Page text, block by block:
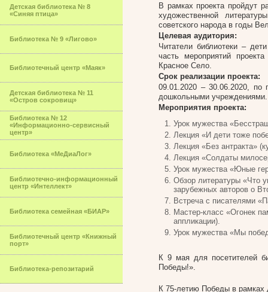
Детская библиотека № 8
«Синяя птица»
Библиотека № 9 «Лигово»
Библиотечный центр «Маяк»
Детская библиотека № 11
«Остров сокровищ»
Библиотека № 12
«Информационно-сервисный
центр»
Библиотека «МеДиаЛог»
Библиотечно-информационный
центр «Интеллект»
Библиотека семейная «БИАР»
Библиотечный центр «Книжный
порт»
Библиотека-репозитарий
В рамках проекта пройдут
художественной
советского народа в годы
Целевая аудитория:
Читатели библиотеки –
часть мероприятий
Красное Село.
Срок реализации проекта:
09.01.2020 – 30.06.2020, по
дошкольными учреждениями.
Мероприятия проекта:
Урок мужества
Лекция «И дети тоже
Лекция «Без антракта»
Лекция «Солдаты
Урок мужества «Юные
Обзор литературы «Что
зарубежных авторов о
Встреча с писателями
Мастер-класс «Огонек
аппликации).
Урок мужества «Мы
К 9 мая для посетителей
Победы!».
К 75-летию Победы в рамках